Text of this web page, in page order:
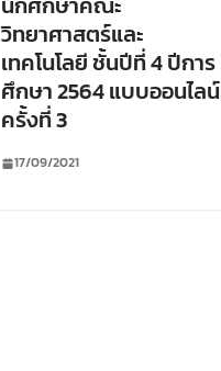
วิทยาศาสตร์และ
เทคโนโลยี ชั้นปีที่ 4 ปีการ
ศึกษา 2564 แบบออนไลน์
ครั้งที่ 3
17/09/2021